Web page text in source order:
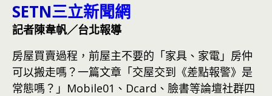
SETN三立新聞網
記者陳韋帆／台北報導
房屋買賣過程，前屋主不要的「家具、家電」房仲
可以搬走嗎？一篇文章「交屋交到《差點報警》是
常態嗎？」Mobile01、Dcard、臉書等論壇社群四